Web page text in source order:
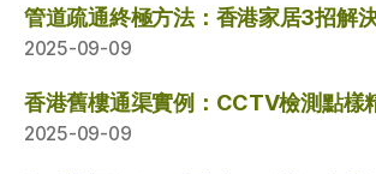
管道疏通終極方法：香港家居3招解
2025-09-09
香港舊樓通渠實例：CCTV檢測點樣
2025-09-09